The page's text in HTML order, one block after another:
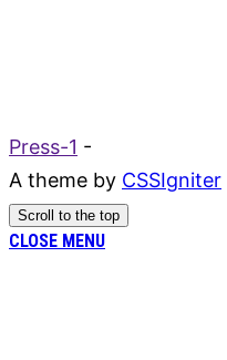
Press-1 -
A theme by CSSIgniter
Scroll to the top
CLOSE MENU